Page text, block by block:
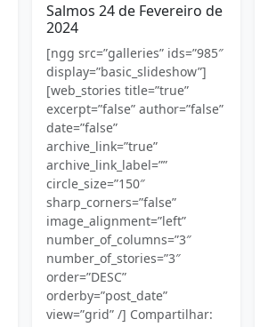
Salmos 24 de Fevereiro de
2024
[ngg src=”galleries” ids=”985″
display=”basic_slideshow”]
[web_stories title=”true”
excerpt=”false” author=”false”
date=”false”
archive_link=”true”
archive_link_label=””
circle_size=”150″
sharp_corners=”false”
image_alignment=”left”
number_of_columns=”3″
number_of_stories=”3″
order=”DESC”
orderby=”post_date”
view=”grid” /] Compartilhar: